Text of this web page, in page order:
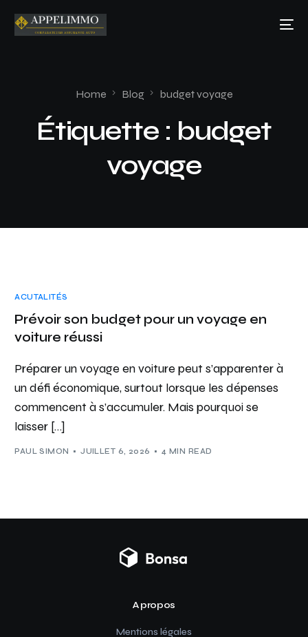
Home Blog budget voyage
Étiquette : budget
voyage
ACUTALITÉS
Prévoir son budget pour un voyage en
voiture réussi
Préparer un voyage en voiture peut s’apparenter à
un défi économique, surtout lorsque les dépenses
commencent à s’accumuler. Mais pourquoi se
laisser […]
PAUL SIMON JUILLET 6, 2026 4 MIN READ
A propos
Mentions légales